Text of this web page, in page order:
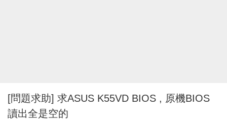
[問題求助] 求ASUS K55VD BIOS , 原機BIOS
讀出全是空的